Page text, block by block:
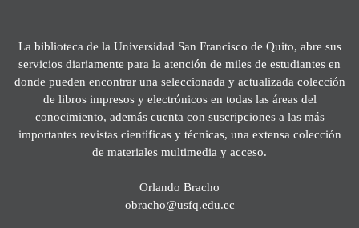
La biblioteca de la Universidad San Francisco de Quito, abre sus
servicios diariamente para la atención de miles de estudiantes en
donde pueden encontrar una seleccionada y actualizada colección
de libros impresos y electrónicos en todas las áreas del
conocimiento, además cuenta con suscripciones a las más
importantes revistas científicas y técnicas, una extensa colección
de materiales multimedia y acceso.
Orlando Bracho
obracho@usfq.edu.ec